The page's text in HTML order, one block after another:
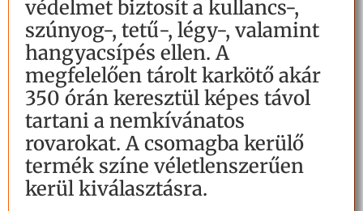
védelmet biztosít a kullancs-,
szúnyog-, tetű-, légy-, valamint
hangyacsípés ellen. A
megfelelően tárolt karkötő akár
350 órán keresztül képes távol
tartani a nemkívánatos
rovarokat. A csomagba kerülő
termék színe véletlenszerűen
kerül kiválasztásra.